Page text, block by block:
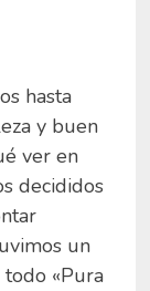
hasta
y buen
ver en
decididos
un
«Pura